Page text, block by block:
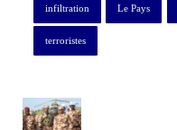
infiltration Le Pays
terroristes